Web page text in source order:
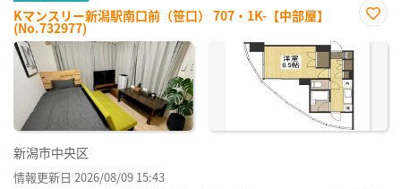
Kマンスリー新潟駅南口前（笹口） 707・1K-【中部屋】
(No.732977)
に入
新潟市中央区
情報更新日 2026/08/09 15:43